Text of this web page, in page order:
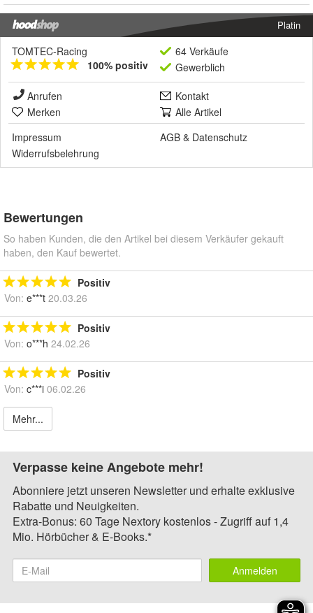
Platin
TOMTEC-Racing
100% positiv
64 Verkäufe
Gewerblich
Anrufen
Kontakt
Merken
Alle Artikel
Impressum
AGB & Datenschutz
Widerrufsbelehrung
Bewertungen
So haben Kunden, die den Artikel bei diesem Verkäufer gekauft
haben, den Kauf bewertet.
Positiv
Von: e***t 20.03.26
Positiv
Von: o***h 24.02.26
Positiv
Von: c***i 06.02.26
Mehr...
Verpasse keine Angebote mehr!
Abonniere jetzt unseren Newsletter und erhalte exklusive
Rabatte und Neuigkeiten.
Extra-Bonus: 60 Tage Nextory kostenlos - Zugriff auf 1,4
Mio. Hörbücher & E-Books.*
Anmelden